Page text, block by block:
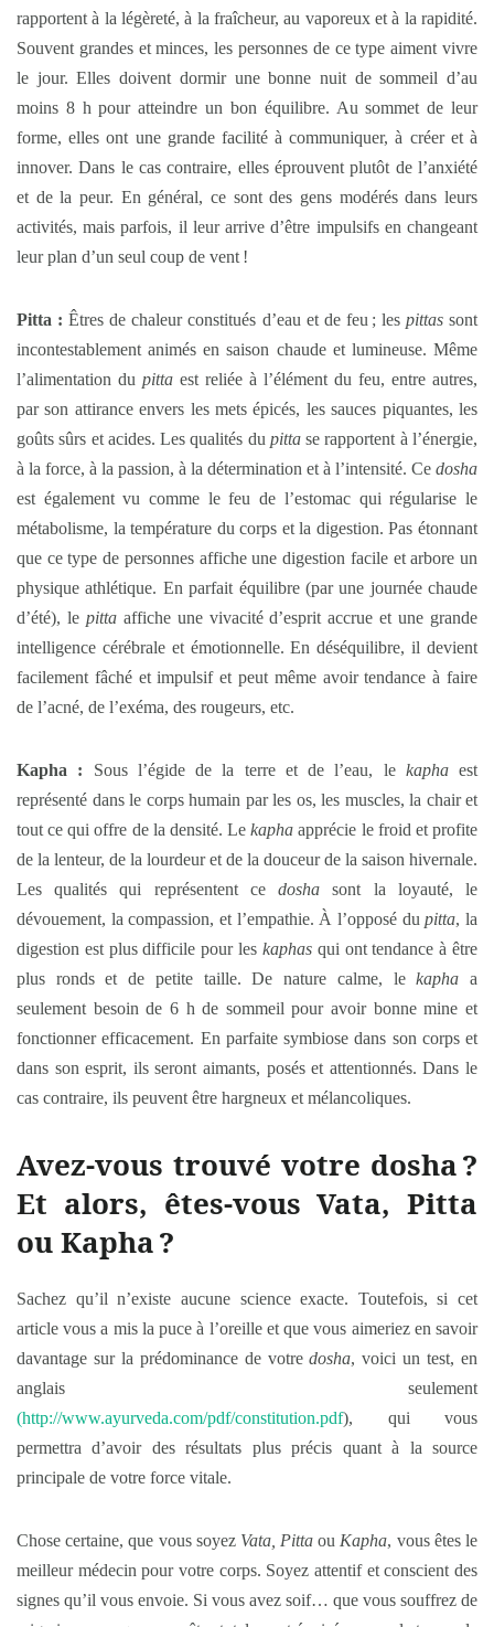
rapportent à la légèreté, à la fraîcheur, au vaporeux et à la rapidité.
Souvent grandes et minces, les personnes de ce type aiment vivre
le jour. Elles doivent dormir une bonne nuit de sommeil d’au
moins 8 h pour atteindre un bon équilibre. Au sommet de leur
forme, elles ont une grande facilité à communiquer, à créer et à
innover. Dans le cas contraire, elles éprouvent plutôt de l’anxiété
et de la peur. En général, ce sont des gens modérés dans leurs
activités, mais parfois, il leur arrive d’être impulsifs en changeant
leur plan d’un seul coup de vent !
Pitta :Êtres de chaleur constitués d’eau et de feu ; les pittassont
incontestablement animés en saison chaude et lumineuse. Même
l’alimentation du pitta est reliée à l’élément du feu, entre autres,
par son attirance envers les mets épicés, les sauces piquantes, les
goûts sûrs et acides. Les qualités du pittase rapportent à l’énergie,
à la force, à la passion, à la détermination et à l’intensité. Ce dosha
est également vu comme le feu de l’estomac qui régularise le
métabolisme, la température du corps et la digestion. Pas étonnant
que ce type de personnes affiche une digestion facile et arbore un
physique athlétique. En parfait équilibre (par une journée chaude
d’été), lepittaaffiche une vivacité d’esprit accrue et une grande
intelligence cérébrale et émotionnelle. En déséquilibre, il devient
facilement fâché et impulsif et peut même avoir tendance à faire
de l’acné, de l’exéma, des rougeurs, etc.
Kapha : Sous l’égide de la terre et de l’eau, le kapha est
représenté dans le corps humain par les os, les muscles, la chair et
tout ce qui offre de la densité. Lekaphaapprécie le froid et profite
de la lenteur, de la lourdeur et de la douceur de la saison hivernale.
Les qualités qui représentent cedosha sont la loyauté, le
dévouement, la compassion, et l’empathie. À l’opposé dupitta, la
digestion est plus difficile pour les kaphasqui ont tendance à être
plus ronds et de petite taille. De nature calme, lekapha a
seulement besoin de 6 h de sommeil pour avoir bonne mine et
fonctionner efficacement. En parfaite symbiose dans son corps et
dans son esprit, ils seront aimants, posés et attentionnés. Dans le
cas contraire, ils peuvent être hargneux et mélancoliques.
Avez-vous trouvé votre dosha?
Et alors, êtes-vous Vata, Pitta
ou Kapha?
Sachez qu’il n’existe aucune science exacte. Toutefois, si cet
article vous a mis la puce à l’oreille et que vous aimeriez en savoir
davantage sur la prédominance de votredosha, voici un test, en
anglais seulement
(http://www.ayurveda.com/pdf/constitution.pdf), qui vous
permettra d’avoir des résultats plus précis quant à la source
principale de votre force vitale.
Chose certaine, que vous soyez Vata, Pitta ou Kapha, vous êtes le
meilleur médecin pour votre corps. Soyez attentif et conscient des
signes qu’il vous envoie. Si vous avez soif… que vous souffrez de